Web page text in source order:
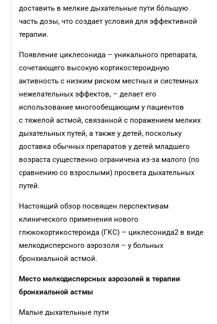
доставить в мелкие дыхательные пути бóльшую
часть дозы, что создает условия для эффективной
терапии.
Появление циклесонида – уникального препарата,
сочетающего высокую кортикостероидную
активность с низким риском местных и системных
нежелательных эффектов, – делает его
использование многообещающим у пациентов
с тяжелой астмой, связанной с поражением мелких
дыхательных путей, а также у детей, поскольку
доставка обычных препаратов у детей младшего
возраста существенно ограничена из-за малого (по
сравнению со взрослыми) просвета дыхательных
путей.
Настоящий обзор посвящен перспективам
клинического применения нового
глюкокортикостероида (ГКС) – циклесонида2 в виде
мелкодисперсного аэрозоля – у больных
бронхиальной астмой.
Место мелкодисперсных аэрозолей в терапии
бронхиальной астмы
Малые дыхательные пути